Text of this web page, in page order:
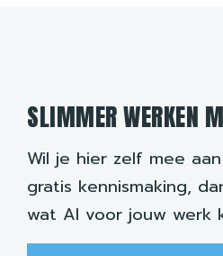
SLIMMER WERKEN
Wil je hier zelf mee
gratis kennismaking,
wat AI voor jouw werk